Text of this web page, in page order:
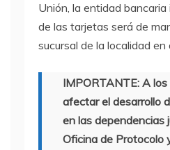
Unión, la entidad
de las tarjetas será de
sucursal de la localidad en
IMPORTANTE: A
afectar el desarrollo
en las dependencias
Oficina de Protocolo